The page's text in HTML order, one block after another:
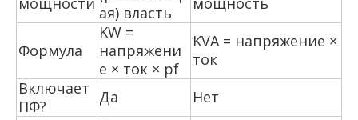
ая) власть
Формула
KW =
напряжени
е × ток × pf
KVA = напряжение ×
ток
Включает
ПФ?
Да Нет